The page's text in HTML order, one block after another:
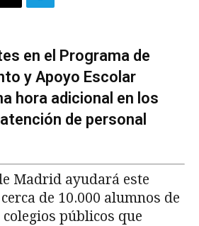
en el Programa de
y Apoyo Escolar
hora adicional en los
de personal
Madrid ayudará este
de 10.000 alumnos de
públicos que